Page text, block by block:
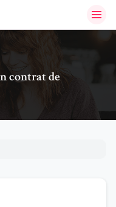
avocat
contrat de